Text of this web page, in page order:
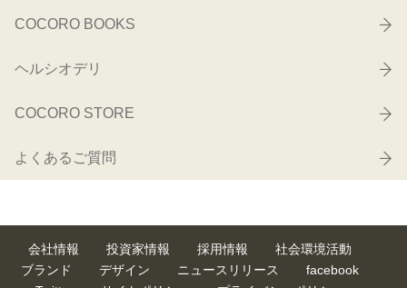
COCORO BOOKS
ヘルシオデリ
COCORO STORE
よくあるご質問
会社情報 投資家情報 採用情報
社会環境活動
ブランド
デザイン ニュースリリース
facebook